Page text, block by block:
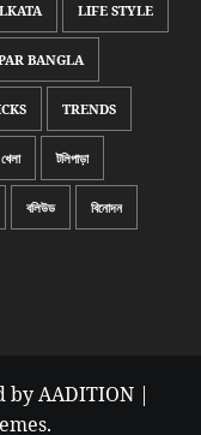
LIFE STYLE
BANGLA
TRENDS
খেলা টলিপাড়া
বলিউড বিনোদন
AADITION |